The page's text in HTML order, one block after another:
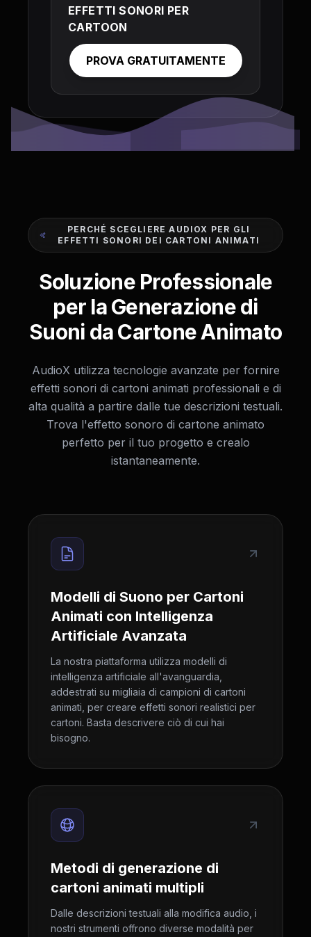
EFFETTI SONORI PER
CARTOON
PROVA GRATUITAMENTE
PERCHÉ SCEGLIERE AUDIOX PER GLI
EFFETTI SONORI DEI CARTONI ANIMATI
Soluzione Professionale
per la Generazione di
Suoni da Cartone Animato
AudioX utilizza tecnologie avanzate per fornire
effetti sonori di cartoni animati professionali e di
alta qualità a partire dalle tue descrizioni testuali.
Trova l'effetto sonoro di cartone animato
perfetto per il tuo progetto e crealo
istantaneamente.
Modelli di Suono per Cartoni
Animati con Intelligenza
Artificiale Avanzata
La nostra piattaforma utilizza modelli di
intelligenza artificiale all'avanguardia,
addestrati su migliaia di campioni di cartoni
animati, per creare effetti sonori realistici per
cartoni. Basta descrivere ciò di cui hai
bisogno.
Metodi di generazione di
cartoni animati multipli
Dalle descrizioni testuali alla modifica audio, i
nostri strumenti offrono diverse modalità per